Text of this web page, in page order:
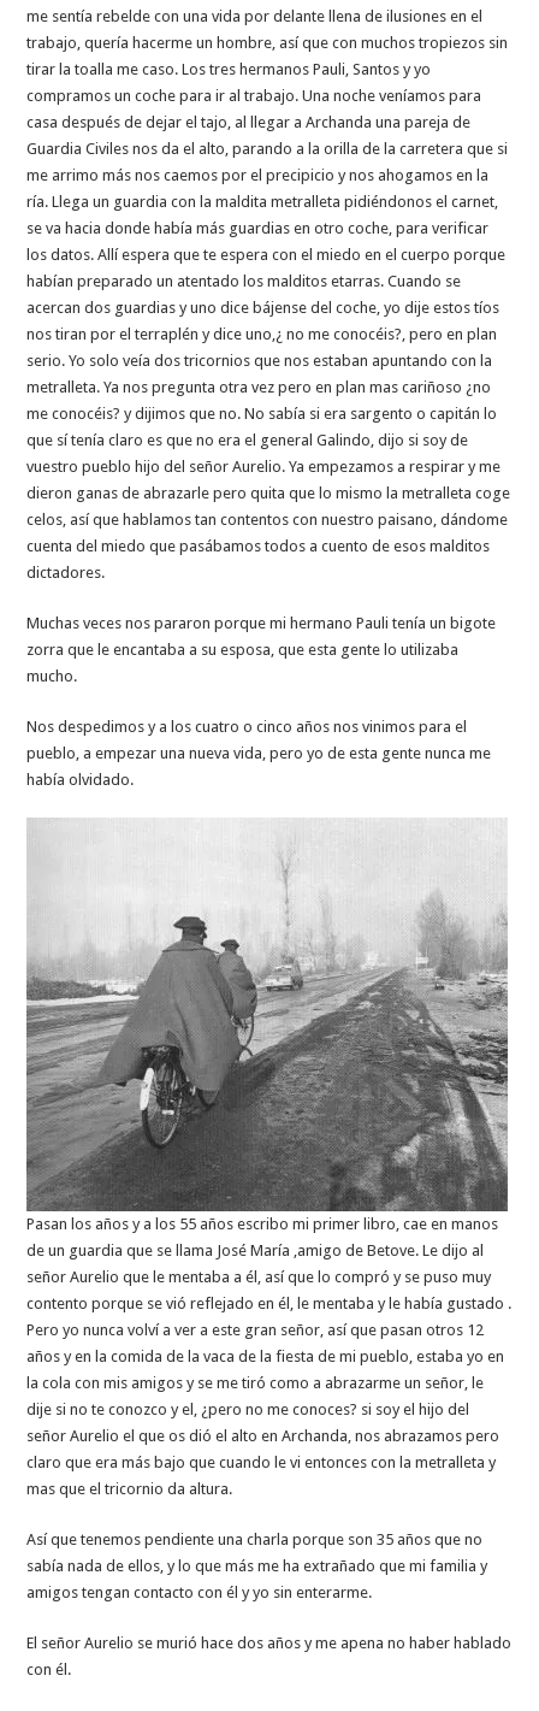
me sentía rebelde con una vida por delante llena de ilusiones en el
trabajo, quería hacerme un hombre, así que con muchos tropiezos sin
tirar la toalla me caso. Los tres hermanos Pauli, Santos y yo
compramos un coche para ir al trabajo. Una noche veníamos para
casa después de dejar el tajo, al llegar a Archanda una pareja de
Guardia Civiles nos da el alto, parando a la orilla de la carretera que si
me arrimo más nos caemos por el precipicio y nos ahogamos en la
ría. Llega un guardia con la maldita metralleta pidiéndonos el carnet,
se va hacia donde había más guardias en otro coche, para verificar
los datos. Allí espera que te espera con el miedo en el cuerpo porque
habían preparado un atentado los malditos etarras. Cuando se
acercan dos guardias y uno dice bájense del coche, yo dije estos tíos
nos tiran por el terraplén y dice uno,¿ no me conocéis?, pero en plan
serio. Yo solo veía dos tricornios que nos estaban apuntando con la
metralleta. Ya nos pregunta otra vez pero en plan mas cariñoso ¿no
me conocéis? y dijimos que no. No sabía si era sargento o capitán lo
que sí tenía claro es que no era el general Galindo, dijo si soy de
vuestro pueblo hijo del señor Aurelio. Ya empezamos a respirar y me
dieron ganas de abrazarle pero quita que lo mismo la metralleta coge
celos, así que hablamos tan contentos con nuestro paisano, dándome
cuenta del miedo que pasábamos todos a cuento de esos malditos
dictadores.
Muchas veces nos pararon porque mi hermano Pauli tenía un bigote
zorra que le encantaba a su esposa, que esta gente lo utilizaba
mucho.
Nos despedimos y a los cuatro o cinco años nos vinimos para el
pueblo, a empezar una nueva vida, pero yo de esta gente nunca me
había olvidado.
Pasan los años y a los 55 años escribo mi primer libro, cae en manos
de un guardia que se llama José María ,amigo de Betove. Le dijo al
señor Aurelio que le mentaba a él, así que lo compró y se puso muy
contento porque se vió reflejado en él, le mentaba y le había gustado .
Pero yo nunca volví a ver a este gran señor, así que pasan otros 12
años y en la comida de la vaca de la fiesta de mi pueblo, estaba yo en
la cola con mis amigos y se me tiró como a abrazarme un señor, le
dije si no te conozco y el, ¿pero no me conoces? si soy el hijo del
señor Aurelio el que os dió el alto en Archanda, nos abrazamos pero
claro que era más bajo que cuando le vi entonces con la metralleta y
mas que el tricornio da altura.
Así que tenemos pendiente una charla porque son 35 años que no
sabía nada de ellos, y lo que más me ha extrañado que mi familia y
amigos tengan contacto con él y yo sin enterarme.
El señor Aurelio se murió hace dos años y me apena no haber hablado
con él.